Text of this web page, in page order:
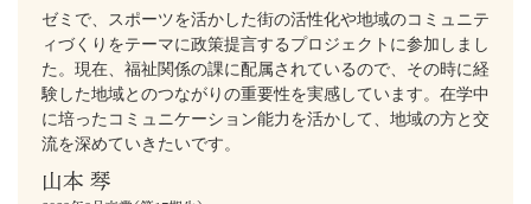
ゼミで、スポーツを活かした街の活性化や地域のコミュニテ
ィづくりをテーマに政策提言するプロジェクトに参加しまし
た。現在、福祉関係の課に配属されているので、その時に経
験した地域とのつながりの重要性を実感しています。在学中
に培ったコミュニケーション能力を活かして、地域の方と交
流を深めていきたいです。
山本 琴